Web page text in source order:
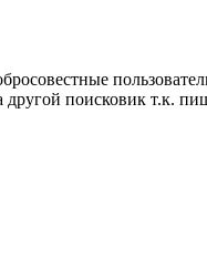
поисковик т.к.